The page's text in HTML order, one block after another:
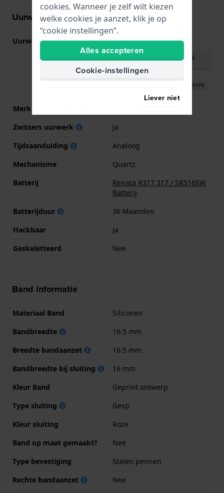
Uurwerk informatie
Uurwerk nr. SW-SF(Bekijk specificaties
Download handleiding
Download handleiding (Dutch)
Merk uurwerk
Zwitsers uurwerk
Ja
Tijdsaanduiding
Analoog
Mechanisme
Quartz
Batterij
Renata R317 317 / SR516SW
Batterij
Batterijduur
36 Maanden
Hackbaar
Ja
Geskeletteerd
Nee
Band informatie
Materiaal Band
Siliconen
Bandbreedte
16.5 mm
Breedte bandaanzet
16.5 mm
Bandbreedte bij sluiting
16 mm
Kleur Band
Geprint ontwerp
Type sluiting
Gesp
Kleur sluiting
Roze
Band op maat gemaakt?
Nee
Type bevestiging
Stalen pennen
Rechte bandaanzet
Nee
cookies. Wanneer je zelf wilt kiezen
welke cookies je aanzet, klik je op
“cookie instellingen”.
Alles accepteren
Cookie-instellingen
Liever niet